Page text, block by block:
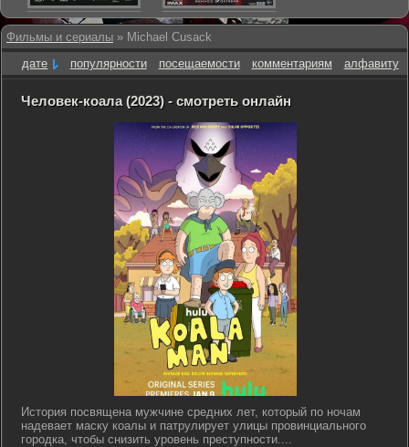
Фильмы и сериалы » Michael Cusack
дате
популярности посещаемости комментариям алфавиту
Человек-коала (2023) - смотреть онлайн
История посвящена мужчине средних лет, который по ночам
надевает маску коалы и патрулирует улицы провинциального
городка, чтобы снизить уровень преступности....